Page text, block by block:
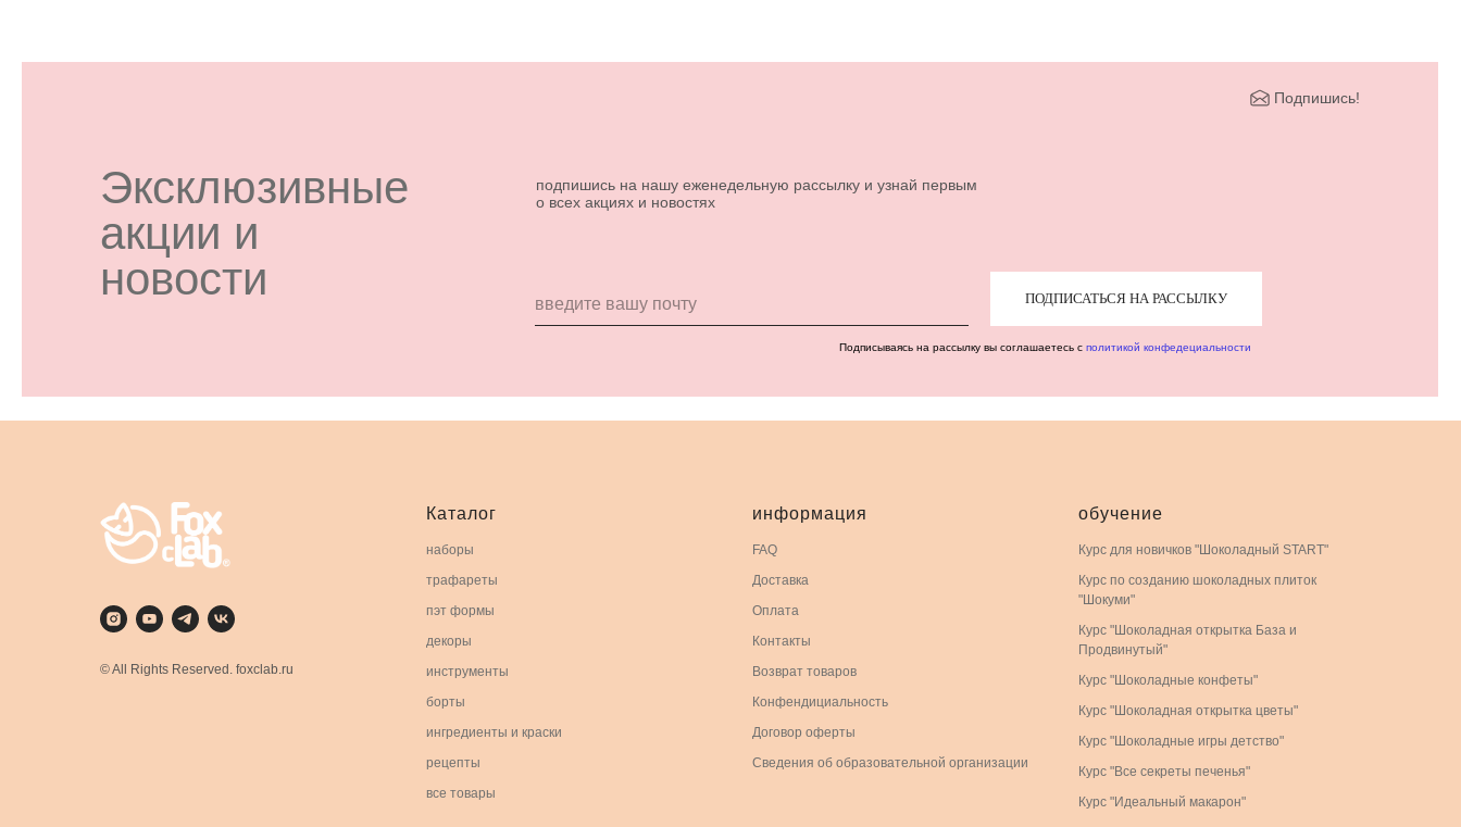
Эксклюзивные
акции и
новости
ПОДПИСАТЬСЯ НА РАССЫЛКУ
подпишись на нашу еженедельную рассылку и узнай первым
о всех акциях и новостях
Подпишись!
Подписываясь на рассылку вы соглашаетесь с политикой конфедециальности
© All Rights Reserved. foxclab.ru
Каталог
наборы
трафареты
пэт формы
декоры
инструменты
борты
ингредиенты и краски
рецепты
все товары
информация
FAQ
Доставка
Оплата
Контакты
Возврат товаров
Конфендициальность
Договор оферты
Сведения об образовательной организации
обучение
Курс для новичков "Шоколадный START"
Курс по созданию шоколадных плиток
"Шокуми"
Курс "Шоколадная открытка База и
Продвинутый"
Курс "Шоколадные конфеты"
Курс "Шоколадная открытка цветы"
Курс "Шоколадные игры детство"
Курс "Все секреты печенья"
Курс "Идеальный макарон"